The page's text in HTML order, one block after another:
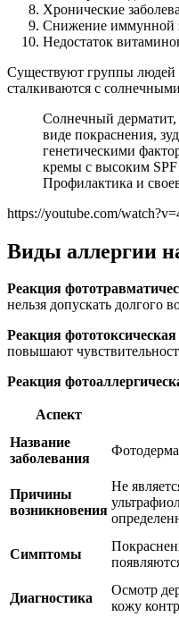
Хронические
Снижение иммунной
Недостаток
Существуют группы людей
сталкиваются с
Солнечный дерматит,
виде покраснения,
генетическими
кремы с высоким SPF
Профилактика и
https://youtube.com/
Виды аллергии
Реакция
нельзя допускать долгого
Реакция фототоксическая
повышают
Реакция
Аспект
Название
заболевания
Причины
возникновения
Не
Симптомы
Диагностика
Осмотр
кожу